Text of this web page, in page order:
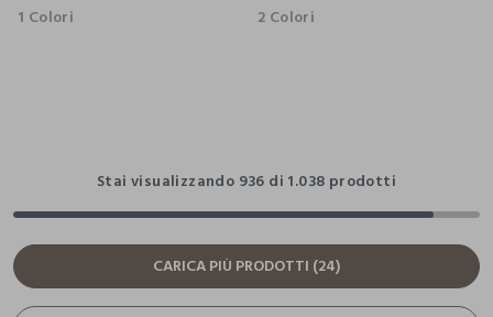
1 Colori 2 Colori
Stai visualizzando 936 di 1.038 prodotti
CARICA PIÙ PRODOTTI (24)